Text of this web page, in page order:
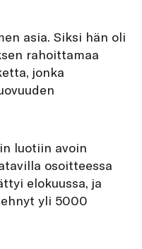
asia. Siksi hän oli
rahoittamaa
jonka
luotiin avoin
osoitteessa
elokuussa, ja
yli 5000